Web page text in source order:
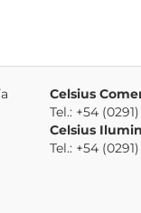
Celsius
Tel.: +54
Celsius
Tel.: +54